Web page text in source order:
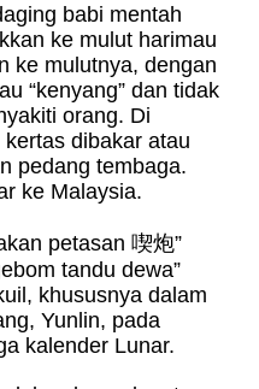
babi mentah
ke mulut harimau
ke mulutnya, dengan
“kenyang” dan tidak
orang. Di
dibakar atau
pedang tembaga.
ke Malaysia.
petasan喫炮”
tandu dewa”
khususnya dalam
Yunlin, pada
kalender Lunar.